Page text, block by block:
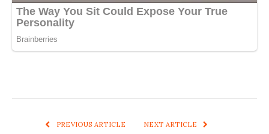
PREVIOUS ARTICLE NEXT ARTICLE